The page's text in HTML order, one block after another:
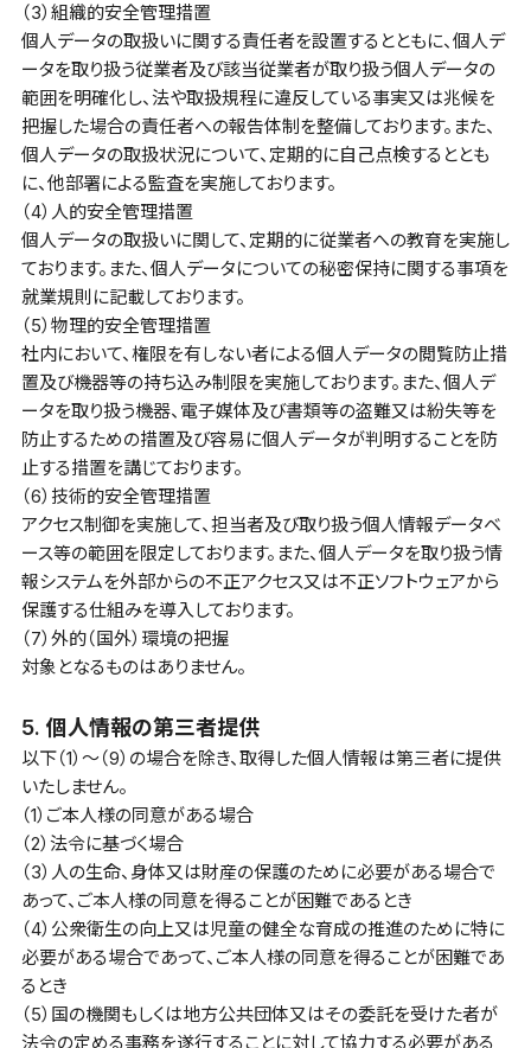
（3）組織的安全管理措置
個人データの取扱いに関する責任者を設置するとともに、個人デ
ータを取り扱う従業者及び該当従業者が取り扱う個人データの
範囲を明確化し、法や取扱規程に違反している事実又は兆候を
把握した場合の責任者への報告体制を整備しております。また、
個人データの取扱状況について、定期的に自己点検するととも
に、他部署による監査を実施しております。
（4）人的安全管理措置
個人データの取扱いに関して、定期的に従業者への教育を実施し
ております。また、個人データについての秘密保持に関する事項を
就業規則に記載しております。
（5）物理的安全管理措置
社内において、権限を有しない者による個人データの閲覧防止措
置及び機器等の持ち込み制限を実施しております。また、個人デ
ータを取り扱う機器、電子媒体及び書類等の盗難又は紛失等を
防止するための措置及び容易に個人データが判明することを防
止する措置を講じております。
（6）技術的安全管理措置
アクセス制御を実施して、担当者及び取り扱う個人情報データベ
ース等の範囲を限定しております。また、個人データを取り扱う情
報システムを外部からの不正アクセス又は不正ソフトウェアから
保護する仕組みを導入しております。
（7）外的（国外）環境の把握
対象となるものはありません。
5. 個人情報の第三者提供
以下（1）～（9）の場合を除き、取得した個人情報は第三者に提供
いたしません。
（1）ご本人様の同意がある場合
（2）法令に基づく場合
（3）人の生命、身体又は財産の保護のために必要がある場合で
あって、ご本人様の同意を得ることが困難であるとき
（4）公衆衛生の向上又は児童の健全な育成の推進のために特に
必要がある場合であって、ご本人様の同意を得ることが困難であ
るとき
（5）国の機関もしくは地方公共団体又はその委託を受けた者が
法令の定める事務を遂行することに対して協力する必要がある